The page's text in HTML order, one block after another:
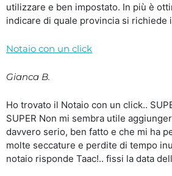
utilizzare e ben impostato. In più è
indicare di quale provincia si richiede
Notaio con un click
Gianca B.
Ho trovato il Notaio con un click..
SUPER Non mi sembra utile
davvero serio, ben fatto e che mi ha
molte seccature e perdite di tempo
notaio risponde Taac!.. fissi la data